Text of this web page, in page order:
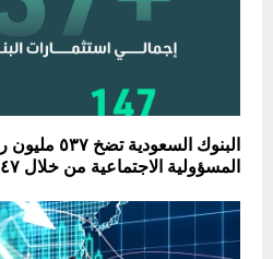
البنوك
المسؤولية الاجتماعية من خلال ١٤٧ مشروع